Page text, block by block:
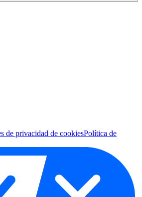
de privacidad de cookiesPolítica de